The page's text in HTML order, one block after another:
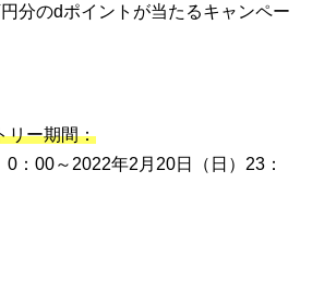
分のdポイントが当たるキャンペー
リー期間：
：00～2022年2月20日（日）23：